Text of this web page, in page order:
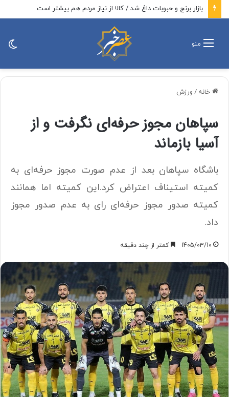
بازار برنج و حبوبات داغ شد / کالا از نیاز مردم هم بیشتر است
منو
خانه / ورزش
سپاهان مجوز حرفه‌ای نگرفت و از
آسیا بازماند
باشگاه سپاهان بعد از عدم صورت مجوز حرفه‌ای به
کمیته استیناف اعتراض کرد.این کمیته اما همانند
کمیته صدور مجوز حرفه‌ای رای به عدم صدور مجوز
داد.
1405/03/10 کمتر از چند دقیقه